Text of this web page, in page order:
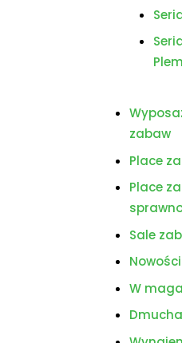
zabaw
Place
Place
Sale
Nowości
W